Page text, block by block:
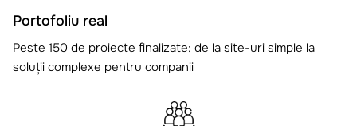
Portofoliu real
Peste 150 de proiecte finalizate: de la site-uri simple la
soluții complexe pentru companii